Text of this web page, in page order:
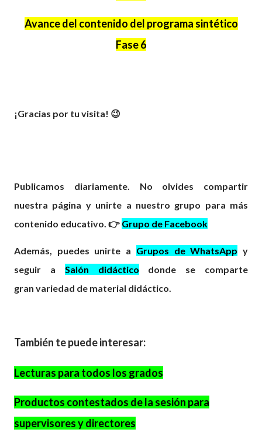
Avance del contenido del programa sintético
Fase 6
¡Gracias por tu visita! 😉
Publicamos diariamente. No olvides compartir
nuestra página y unirte a nuestro grupo para más
contenido educativo. 👉 Grupo de Facebook
Además, puedes unirte a Grupos de WhatsApp y
seguir a Salón didáctico
donde se comparte
gran variedad de material didáctico.
También te puede interesar:
Lecturas para todos los grados
Productos contestados de la sesión para
supervisores y directores